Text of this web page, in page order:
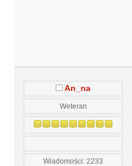
An_na
Weteran
Wiadomości: 2233